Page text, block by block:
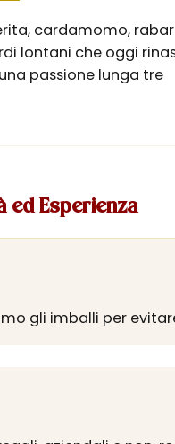
cardamomo,
lontani che oggi
passione lunga tre
ed Esperienza
gli imballi per